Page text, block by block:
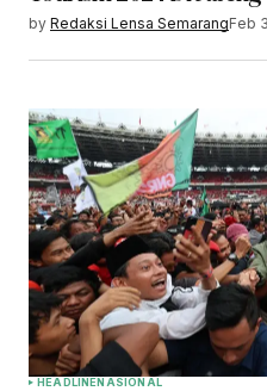
by Redaksi Lensa SemarangFeb
HEADLINENASIONAL